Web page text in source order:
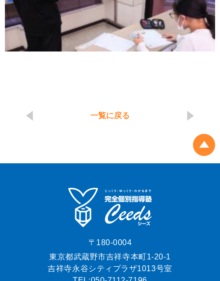
一覧に戻る
〒180-0004
東京都武蔵野市吉祥寺本町1-20-1
吉祥寺永谷シティプラザ1013号室